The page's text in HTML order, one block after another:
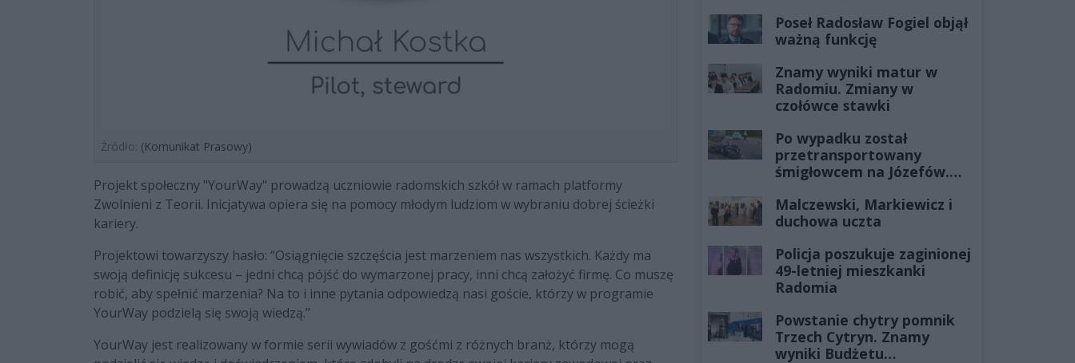
Źródło: (Komunikat Prasowy)
Projekt społeczny "YourWay" prowadzą uczniowie radomskich szkół w ramach platformy
Zwolnieni z Teorii. Inicjatywa opiera się na pomocy młodym ludziom w wybraniu dobrej ścieżki
kariery.
Projektowi towarzyszy hasło: “Osiągnięcie szczęścia jest marzeniem nas wszystkich. Każdy ma
swoją definicję sukcesu – jedni chcą pójść do wymarzonej pracy, inni chcą założyć firmę. Co muszę
robić, aby spełnić marzenia? Na to i inne pytania odpowiedzą nasi goście, którzy w programie
YourWay podzielą się swoją wiedzą.”
YourWay jest realizowany w formie serii wywiadów z gośćmi z różnych branż, którzy mogą
Poseł Radosław Fogiel objął
ważną funkcję
Znamy wyniki matur w
Radomiu. Zmiany w
czołówce stawki
Po wypadku został
przetransportowany
śmigłowcem na Józefów.
żyłach
Malczewski, Markiewicz i
duchowa uczta
Policja poszukuje zaginionej
49-letniej mieszkanki
Radomia
Powstanie chytry pomnik
Trzech Cytryn. Znamy
wyniki Budżetu